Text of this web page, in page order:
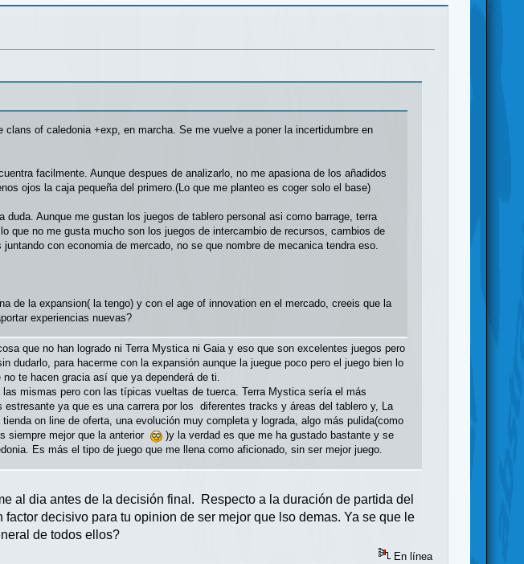
of caledonia +exp, en marcha. Se me vuelve a poner la incertidumbre en
facilmente. Aunque despues de analizarlo, no me apasiona de los añadidos
ojos la caja pequeña del primero.(Lo que me planteo es coger solo el base)
Aunque me gustan los juegos de tablero personal asi como barrage, terra
que no me gusta mucho son los juegos de intercambio de recursos, cambios de
con economia de mercado, no se que nombre de mecanica tendra eso.
de la expansion( la tengo) y con el age of innovation en el mercado, creeis que la
experiencias nuevas?
que no han logrado ni Terra Mystica ni Gaia y eso que son excelentes juegos pero
dudarlo, para hacerme con la expansión aunque la juegue poco pero el juego bien lo
te hacen gracia así que ya dependerá de ti.
mismas pero con las típicas vueltas de tuerca. Terra Mystica sería el más
estresante ya que es una carrera por los diferentes tracks y áreas del tablero y, La
on line de oferta, una evolución muy completa y lograda, algo más pulida(como
siempre mejor que la anterior
)y la verdad es que me ha gustado bastante y se
Es más el tipo de juego que me llena como aficionado, sin ser mejor juego.
al dia antes de la decisión final. Respecto a la duración de partida del
decisivo para tu opinion de ser mejor que lso demas. Ya se que le
de todos ellos?
En línea